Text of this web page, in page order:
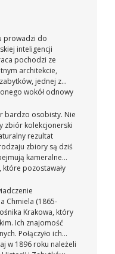
prowadzi do
inteligencji
pochodzi ze
architekcie,
jednej z
wokół odnowy
bardzo osobisty. Nie
zbiór kolekcjonerski
rezultat
zbiory są dziś
kameralne
które pozostawały
Chmiela (1865-
Krakowa, który
Ich znajomość
Połączyło ich
w 1896 roku należeli